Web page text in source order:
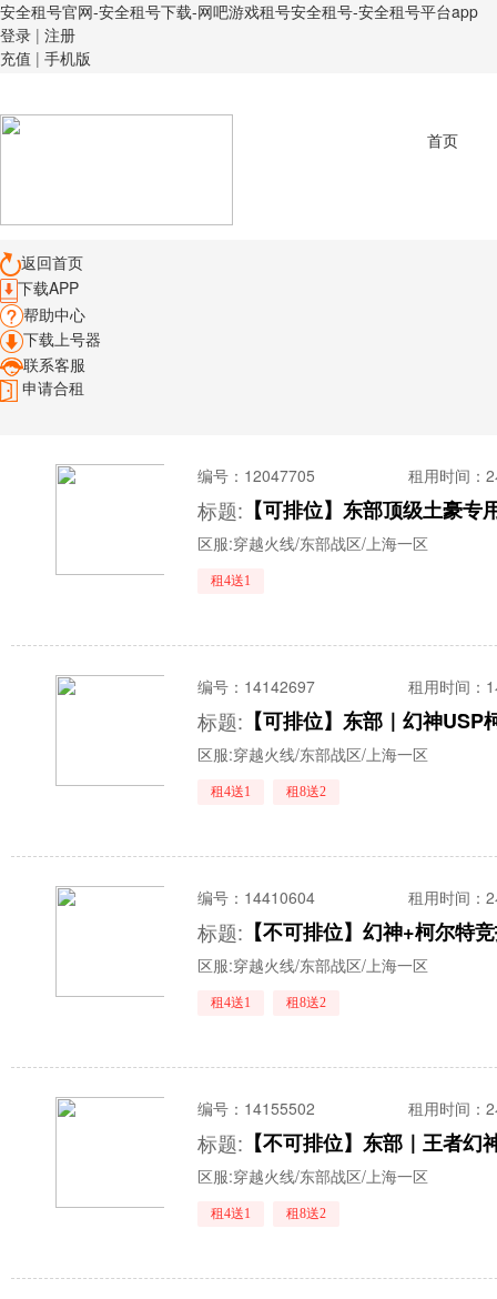
安全租号官网-安全租号下载-网吧游戏租号安全租号-安全租号平台app
登录 | 注册
充值 | 手机版
首页
返回首页
下载APP
帮助中心
下载上号器
联系客服
申请合租
编号： 12047705 租用时间 ：
标题:
区服:穿越火线/东部战区/上海一区
租4送1
编号： 14142697 租用时间 ：
标题:
区服:穿越火线/东部战区/上海一区
租4送1 租8送2
编号： 14410604 租用时间 ：
标题:
区服:穿越火线/东部战区/上海一区
租4送1 租8送2
编号： 14155502 租用时间 ：
标题:
区服:穿越火线/东部战区/上海一区
租4送1 租8送2